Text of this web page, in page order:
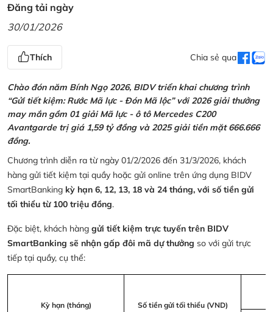
Đăng tải ngày
30/01/2026
Thích Chia sẻ qua
Chào đón năm Bính Ngọ 2026, BIDV triển khai chương trình
“Gửi tiết kiệm: Rước Mã lực - Đón Mã lộc” với 2026 giải thưởng
may mắn gồm 01 giải Mã lực - ô tô Mercedes C200
Avantgarde trị giá 1,59 tỷ đồng và 2025 giải tiền mặt 666.666
đồng.
Chương trình diễn ra từ ngày 01/2/2026 đến 31/3/2026, khách
hàng gửi tiết kiệm tại quầy hoặc gửi online trên ứng dụng BIDV
SmartBanking kỳ hạn 6, 12, 13, 18 và 24 tháng, với số tiền gửi
tối thiểu từ 100 triệu đồng.
Đặc biệt, khách hàng gửi tiết kiệm trực tuyến trên BIDV
SmartBanking sẽ nhận gấp đôi mã dự thưởng so với gửi trực
tiếp tại quầy, cụ thể:
Kỳ hạn (tháng) Số tiền gửi tối thiểu (VND)